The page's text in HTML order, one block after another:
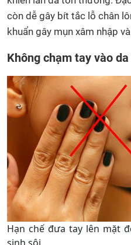
còn dễ gây bít tắc lỗ chân
khuẩn gây mụn xâm nhập
Không chạm tay vào
Hạn chế đưa tay lên mặt